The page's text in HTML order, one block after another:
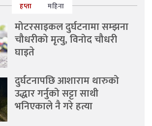
हप्ता महिना
मोटरसाइकल दुर्घटनामा सम्झना
चौधरीको मृत्यु, विनोद चौधरी
घाइते
दुर्घटनापछि आशाराम थारुको
उद्धार गर्नुको सट्टा साथी
भनिएकाले नै गरे हत्या